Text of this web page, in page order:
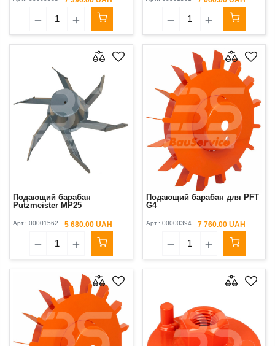
Подающий барабан
Putzmeister MP25
Арт.: 00001562 5 680.00 UAH
Подающий барабан для PFT
G4
Арт.: 00000394 7 760.00 UAH